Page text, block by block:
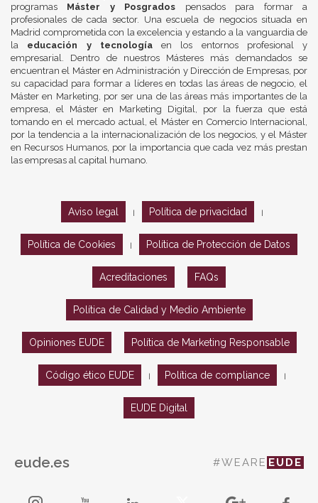
programas Máster y Posgrados pensados para formar a
profesionales de cada sector. Una escuela de negocios situada en
Madrid comprometida con la excelencia y estando a la vanguardia de
la educación y tecnologíaen los entornos profesional y
empresarial. Dentro de nuestros Másteres más demandados se
encuentran el Máster en Administración y Dirección de Empresas, por
su capacidad para formar a líderes en todas las áreas de negocio, el
Máster en Marketing, por ser una de las áreas más importantes de la
empresa, el Máster en Marketing Digital, por la fuerza que está
tomando en el mercado actual, el Máster en Comercio Internacional,
por la tendencia a la internacionalización de los negocios, y el Máster
en Recursos Humanos, por la importancia que cada vez más prestan
las empresas al capital humano.
Aviso legal Política de privacidad
Política de Cookies Política de Protección de Datos
Acreditaciones FAQs
Política de Calidad y Medio Ambiente
Opiniones EUDE Política de Marketing Responsable
Código ético EUDE Política de compliance
EUDE Digital
eude.es #WEARE EUDE